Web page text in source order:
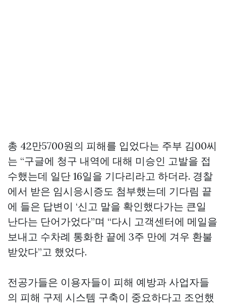
총 42만5700원의 피해를 입었다는 주부 김00씨
는 “구글에 청구 내역에 대해 미승인 고발을 접
수했는데 일단 16일을 기다리라고 하더라. 경찰
에서 받은 임시응시증도 첨부했는데 기다림 끝
에 들은 답변이 ‘신고 말을 확인했다가는 큰일
난다는 단어가었다”며 “다시 고객센터에 메일을
보내고 수차례 통화한 끝에 3주 만에 겨우 환불
받았다”고 했었다.
전공가들은 이용자들이 피해 예방과 사업자들
의 피해 구제 시스템 구축이 중요하다고 조언했